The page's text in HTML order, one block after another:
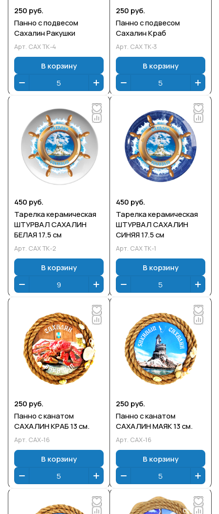
250 руб.
Панно с подвесом
Сахалин Ракушки
Арт. САХ ТК-4
В корзину
250 руб.
Панно с подвесом
Сахалин Краб
Арт. САХ ТК-3
В корзину
450 руб.
Тарелка керамическая
ШТУРВАЛ САХАЛИН
БЕЛАЯ 17.5 см
Арт. САХ ТК-2
В корзину
450 руб.
Тарелка керамическая
ШТУРВАЛ САХАЛИН
СИНЯЯ 17.5 см
Арт. САХ ТК-1
В корзину
250 руб.
Панно с канатом
САХАЛИН КРАБ 13 см.
Арт. САХ-16
В корзину
250 руб.
Панно с канатом
САХАЛИН МАЯК 13 см.
Арт. САХ-16
В корзину